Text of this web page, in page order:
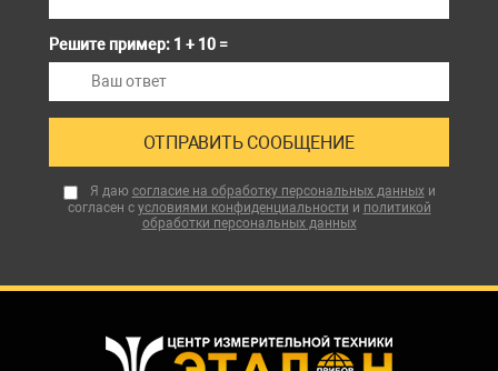
Решите пример: 1 + 10 =
Я даю согласие на обработку персональных данныхи
согласен с условиями конфиденциальности и политикой
обработки персональных данных